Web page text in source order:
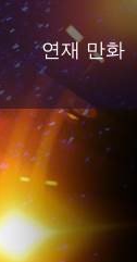
연재 만화